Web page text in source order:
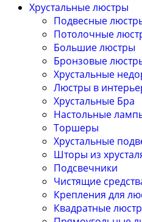
Хрустальные люстры
Подвесные
Потолочные
Большие люстры
Бронзовые
Хрустальные
Люстры в
Хрустальные Бра
Настольные
Торшеры
Хрустальные
Шторы из
Подсвечники
Чистящие
Крепления для
Квадратные